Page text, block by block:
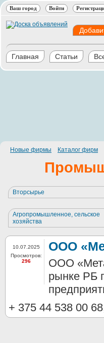
Ваш город Войти
Главная Статьи
Новые фирмы Каталог фирм
Вторсырье
Агропромышленное, сельское
хозяйства
10.07.2025
Просмотров:
296
ООО
ООО
рынке РБ
+ 375 44 538 00